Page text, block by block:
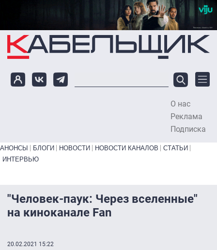
Перейти к основному содержанию
О нас
Реклама
Подписка
Primary links bottom
АНОНСЫ БЛОГИ НОВОСТИ НОВОСТИ КАНАЛОВ
СТАТЬИ
ИНТЕРВЬЮ
"Человек-паук: Через вселенные"
на киноканале Fan
20.02.2021 15:22